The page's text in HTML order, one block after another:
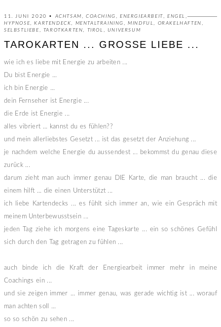
11. JUNI 2020 • ACHTSAM ,COACHING ,ENERGIEARBEIT ,ENGEL
HYPNOSE ,KARTENDECK MENTALTRAINING ,MINDFUL ORAKELHAFTEN
SELBSTLIEBE
TAROTKARTEN TIROL UNIVERSUM
TAROKARTEN ... GROSSE LIEBE ...
wie ich es liebe mit Energie zu arbeiten ...
Du bist Energie ...
ich bin Energie ...
dein Fernseher ist Energie ...
die Erde ist Energie ...
alles vibriert ... kannst du es fühlen??
und mein allerliebstes Gesetzt ... ist das gesetzt der Anziehung ...
je nachdem welche Energie du aussendest ... bekommst du genau diese
zurück ...
darum zieht man auch immer genau DIE Karte, die man braucht ... die
einem hilft ... die einen Unterstützt ...
ich liebe Kartendecks ... es fühlt sich immer an, wie ein Gespräch mit
meinem Unterbewusstsein ...
jeden Tag ziehe ich morgens eine Tageskarte ... ein so schönes Gefühl
sich durch den Tag getragen zu fühlen ...
auch binde ich die Kraft der Energiearbeit immer mehr in meine
Coachings ein ...
und sie zeigen immer ... immer genau, was gerade wichtig ist ... worauf
man achten soll ...
so so schön zu sehen ...